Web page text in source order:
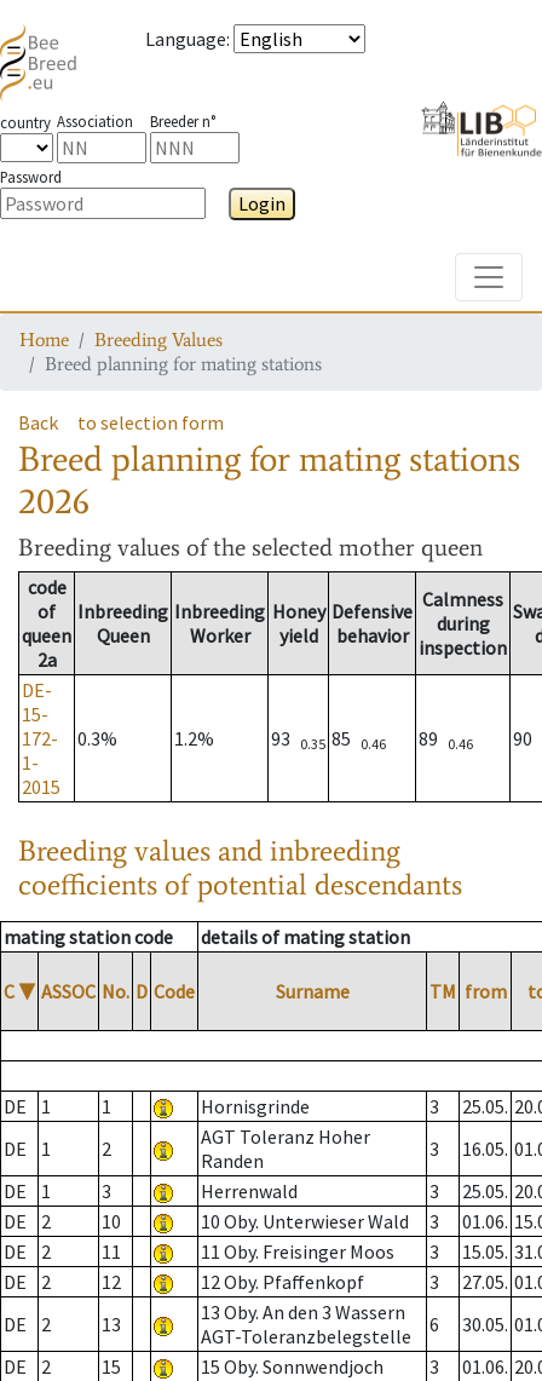
Language:
country Association Breeder n°
Password
Login
Home
Breeding Values
Breed planning for mating stations
Back to selection form
Breed planning for mating stations
2026
Breeding values of the selected mother queen
code
of
queen
2a
Inbreeding
Queen
Inbreeding
Worker
Honey
yield
Defensive
behavior
Calmness
during
inspection
DE-
15-
172-
1-
2015
0.3% 1.2% 93 0.35 85 0.46 89 0.46 90
Breeding values and inbreeding
coefficients of potential descendants
mating station code details of mating station
C ▼ ASSOC No. D Code Surname TM from
DE 1 1 Hornisgrinde 3 25.05.
DE
1 2
AGT Toleranz Hoher
Randen
3 16.05.
DE
1 3 Herrenwald 3 25.05.
DE
2 10 10 Oby. Unterwieser Wald 3 01.06.
DE
2 11 11 Oby. Freisinger Moos 3 15.05.
DE
2 12 12 Oby. Pfaffenkopf 3 27.05.
DE
2 13
13 Oby. An den 3 Wassern
AGT-Toleranzbelegstelle
6 30.05.
DE
2 15 15 Oby. Sonnwendjoch 3 01.06.